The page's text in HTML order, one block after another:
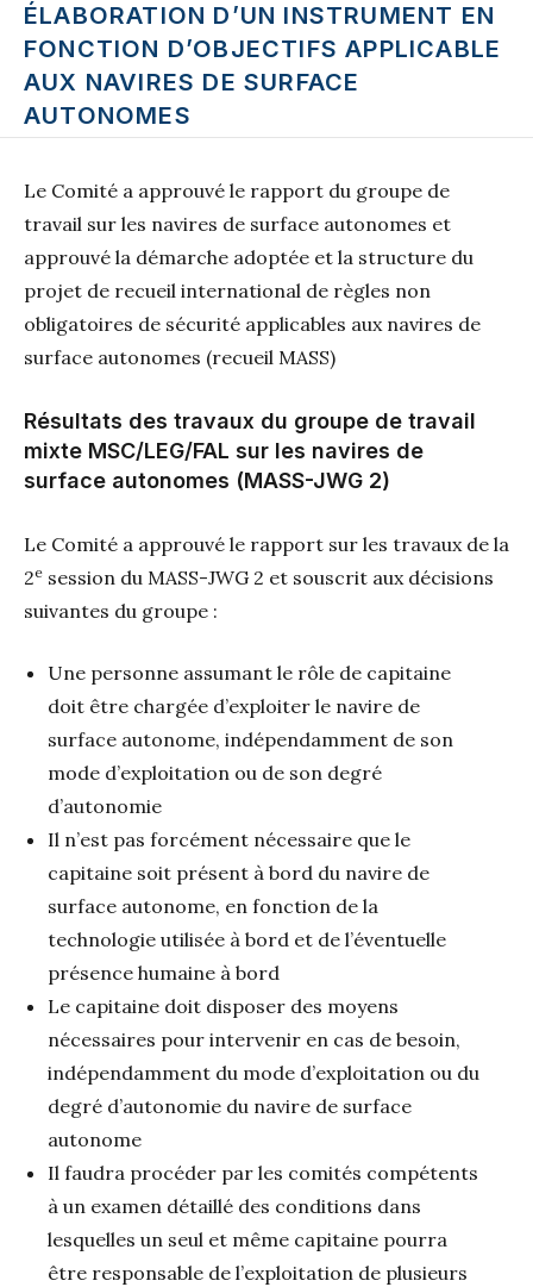
ÉLABORATION D’UN INSTRUMENT EN
FONCTION D’OBJECTIFS APPLICABLE
AUX NAVIRES DE SURFACE
AUTONOMES
Le Comité a approuvé le rapport du groupe de
travail sur les navires de surface autonomes et
approuvé la démarche adoptée et la structure du
projet de recueil international de règles non
obligatoires de sécurité applicables aux navires de
surface autonomes (recueil MASS)
Résultats des travaux du groupe de travail
mixte MSC/LEG/FAL sur les navires de
surface autonomes (MASS-JWG 2)
Le Comité a approuvé le rapport sur les travaux de la
2e session du MASS-JWG 2 et souscrit aux décisions
suivantes du groupe :
Une personne assumant le rôle de capitaine
doit être chargée d’exploiter le navire de
surface autonome, indépendamment de son
mode d’exploitation ou de son degré
d’autonomie
Il n’est pas forcément nécessaire que le
capitaine soit présent à bord du navire de
surface autonome, en fonction de la
technologie utilisée à bord et de l’éventuelle
présence humaine à bord
Le capitaine doit disposer des moyens
nécessaires pour intervenir en cas de besoin,
indépendamment du mode d’exploitation ou du
degré d’autonomie du navire de surface
autonome
Il faudra procéder par les comités compétents
à un examen détaillé des conditions dans
lesquelles un seul et même capitaine pourra
être responsable de l’exploitation de plusieurs